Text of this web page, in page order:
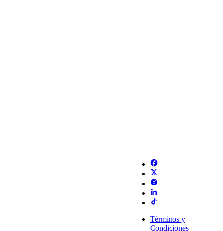
Términos y
Condiciones